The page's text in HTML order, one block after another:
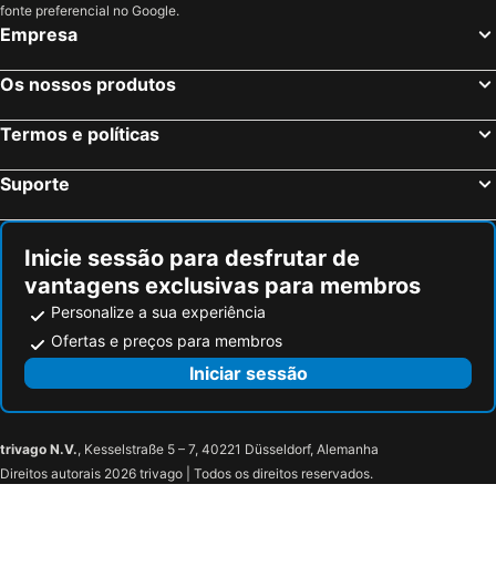
Grand Case Beach Club
La Playa Orient Bay
Villa Jwi Lavi Boutique Hotel
Carimar Beach Club
fonte preferencial no Google.
Empresa
Os nossos produtos
Termos e políticas
Suporte
Inicie sessão para desfrutar de
vantagens exclusivas para membros
Personalize a sua experiência
Ofertas e preços para membros
Iniciar sessão
trivago N.V., Kesselstraße 5 – 7, 40221 Düsseldorf, Alemanha
Direitos autorais 2026 trivago | Todos os direitos reservados.